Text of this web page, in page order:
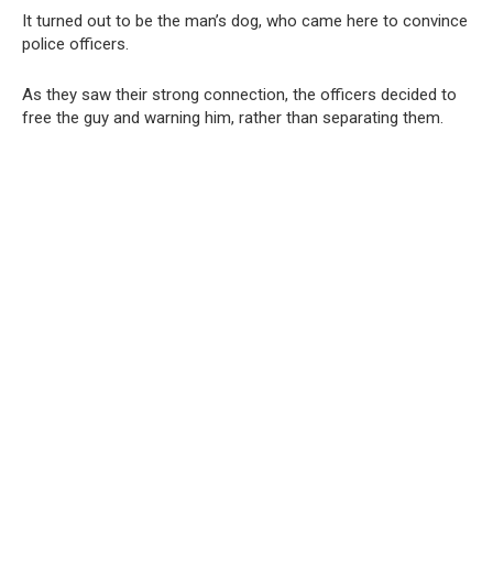
It turned out to be the man’s dog, who came here to convince
police officers.
As they saw their strong connection, the officers decided to
free the guy and warning him, rather than separating them.